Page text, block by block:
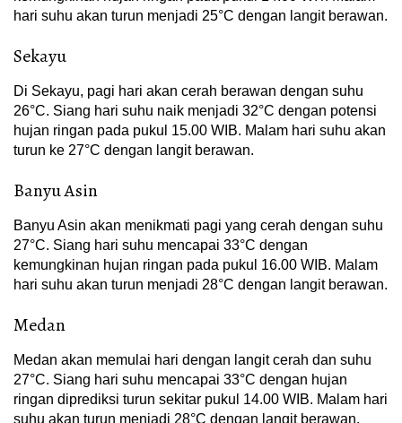
hari suhu akan turun menjadi 25°C dengan langit berawan.
Sekayu
Di Sekayu, pagi hari akan cerah berawan dengan suhu
26°C. Siang hari suhu naik menjadi 32°C dengan potensi
hujan ringan pada pukul 15.00 WIB. Malam hari suhu akan
turun ke 27°C dengan langit berawan.
Banyu Asin
Banyu Asin akan menikmati pagi yang cerah dengan suhu
27°C. Siang hari suhu mencapai 33°C dengan
kemungkinan hujan ringan pada pukul 16.00 WIB. Malam
hari suhu akan turun menjadi 28°C dengan langit berawan.
Medan
Medan akan memulai hari dengan langit cerah dan suhu
27°C. Siang hari suhu mencapai 33°C dengan hujan
ringan diprediksi turun sekitar pukul 14.00 WIB. Malam hari
suhu akan turun menjadi 28°C dengan langit berawan.